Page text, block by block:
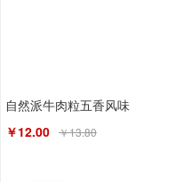
自然派牛肉粒五香风味
￥12.00 ￥13.80